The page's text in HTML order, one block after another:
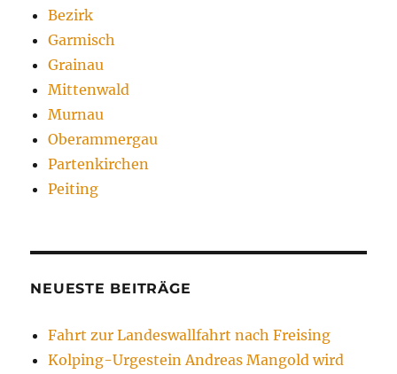
Bezirk
Garmisch
Grainau
Mittenwald
Murnau
Oberammergau
Partenkirchen
Peiting
NEUESTE BEITRÄGE
Fahrt zur Landeswallfahrt nach Freising
Kolping-Urgestein Andreas Mangold wird